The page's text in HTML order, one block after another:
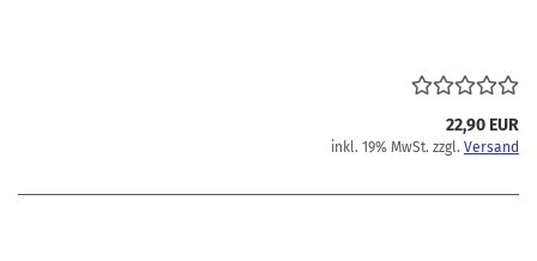
22,90 EUR
inkl. 19% MwSt. zzgl. Versand